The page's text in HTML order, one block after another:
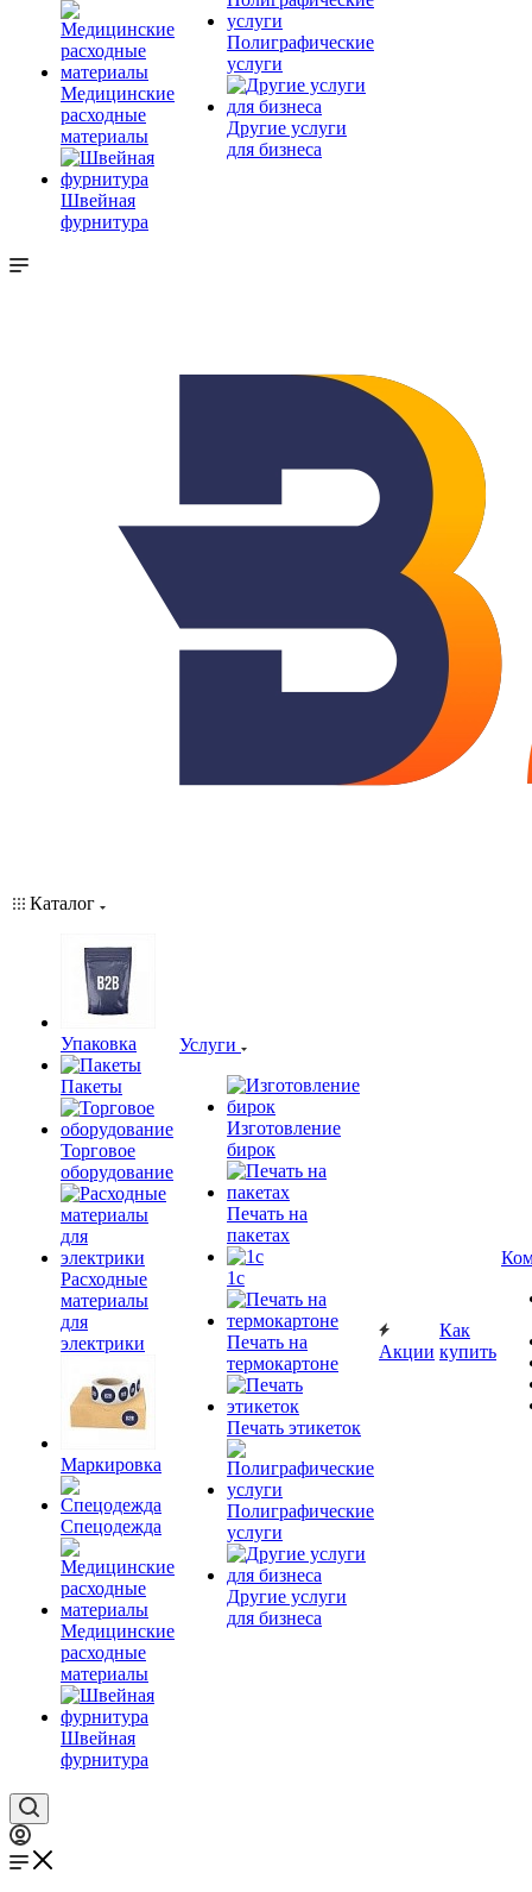
Медицинские
расходные
материалы
Швейная
фурнитура
Полиграфические
услуги
Другие услуги
для бизнеса
Каталог
Упаковка
Пакеты
Торговое
оборудование
Расходные
материалы
для
электрики
Маркировка
Спецодежда
Медицинские
расходные
материалы
Швейная
фурнитура
Услуги
Изготовление
бирок
Печать на
пакетах
1c
Печать на
термокартоне
Печать этикеток
Полиграфические
услуги
Другие услуги
для бизнеса
Акции
Как
купить